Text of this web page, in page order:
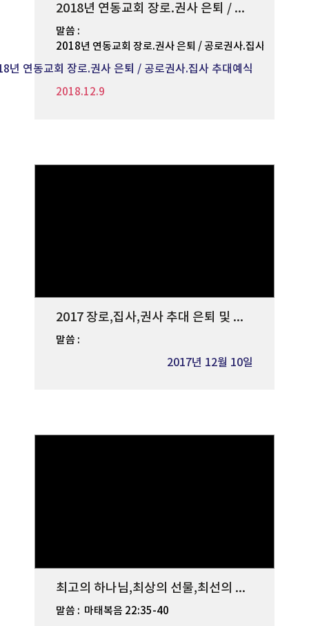
2018년 연동교회 장로.권사 은퇴 / 공로권사.집사 추대예식
말씀 :
2018년 연동교회 장로.권사 은퇴 / 공로권사.집사 추대예식
년 연동교회 장로.권사 은퇴 / 공로권사.집사 추대예식
2018.12.9
2017 장로,집사,권사 추대 은퇴 및 임직식
말씀 :
2017년 12월 10일
최고의 하나님,최상의 선물,최선의 헌선
말씀 : 마태복음 22:35-40